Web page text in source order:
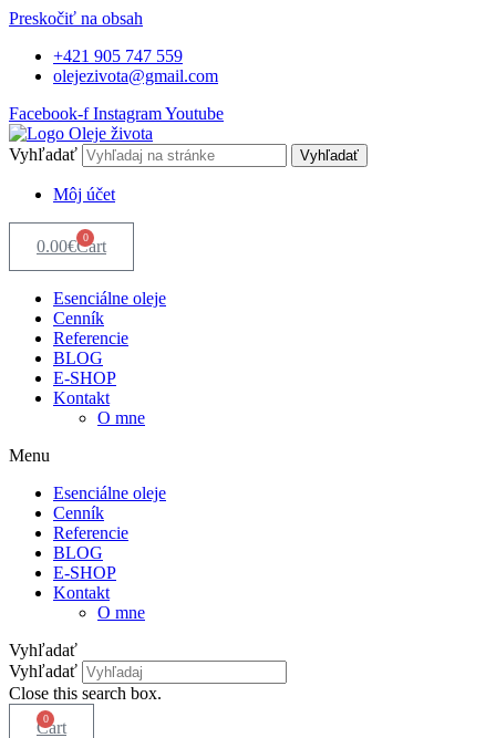
Preskočiť na obsah
+421 905 747 559
olejezivota@gmail.com
Facebook-f InstagramYoutube
Vyhľadať Vyhľadať
Môj účet
0.00€ 0
Cart
Esenciálne oleje
Cenník
Referencie
BLOG
E-SHOP
Kontakt
O mne
Menu
Esenciálne oleje
Cenník
Referencie
BLOG
E-SHOP
Kontakt
O mne
Vyhľadať
Vyhľadať
Close this search box.
0
Cart